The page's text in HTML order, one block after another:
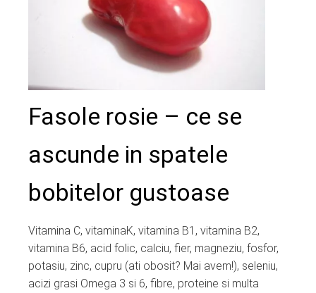
Fasole rosie – ce se
ascunde in spatele
bobitelor gustoase
Vitamina C, vitaminaK, vitamina B1, vitamina B2,
vitamina B6, acid folic, calciu, fier, magneziu, fosfor,
potasiu, zinc, cupru (ati obosit? Mai avem!), seleniu,
acizi grasi Omega 3 si 6, fibre, proteine si multa